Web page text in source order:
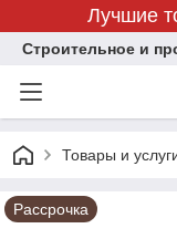
Лучшие
Строительное и
Товары и
Рассрочка